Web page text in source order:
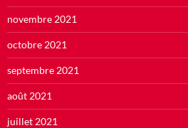
novembre 2021
octobre 2021
septembre 2021
août 2021
juillet 2021